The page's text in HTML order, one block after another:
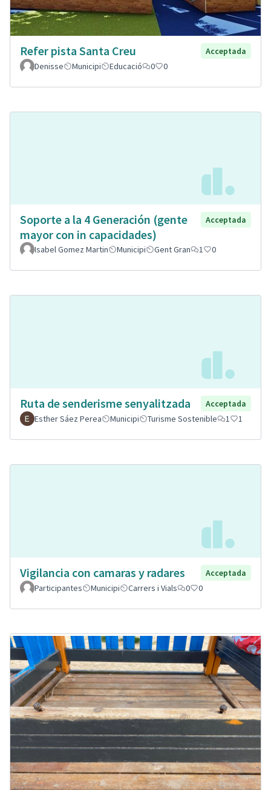
Refer pista Santa Creu
Acceptada
Denisse
Municipi Educació 0 0
Soporte a la 4 Generación (gente
mayor con in capacidades)
Acceptada
Isabel Gomez Martin Municipi Gent Gran 1 0
Ruta de senderisme senyalitzada
Acceptada
Esther Sáez Perea
Municipi Turisme Sostenible 1 1
Vigilancia con camaras y radares
Acceptada
Participantes
Municipi Carrers i Vials 0 0